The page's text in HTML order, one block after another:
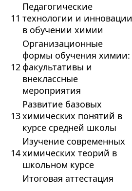
11
Педагогические
технологии и инновации
в обучении химии
12
Организационные
формы обучения химии:
факультативы и
внеклассные
мероприятия
13
Развитие базовых
химических понятий в
курсе средней школы
14
Изучение современных
химических теорий в
школьном курсе
Итоговая аттестация